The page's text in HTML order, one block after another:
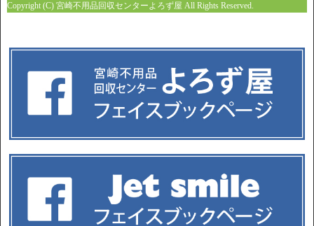
Copyright (C) 宮崎不用品回収センターよろず屋 All Rights Reserved.